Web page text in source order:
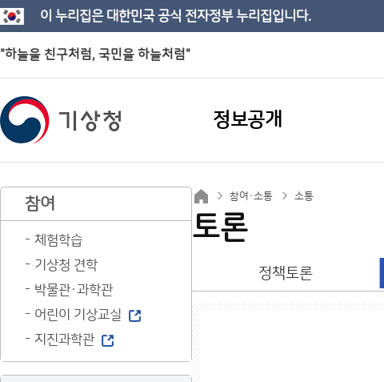
이 누리집은 대한민국 공식 전자정부 누리집입니다.
"하늘을 친구처럼, 국민을 하늘처럼"
정보공개
참여
체험학습
기상청 견학
박물관·과학관
어린이 기상교실
지진과학관
참여·소통 소통
토론
정책토론